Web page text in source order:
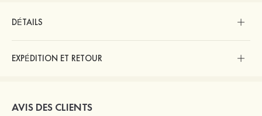
DÉTAILS
EXPÉDITION ET RETOUR
AVIS DES CLIENTS